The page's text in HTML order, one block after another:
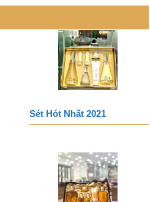
Sét Hót Nhất 2021